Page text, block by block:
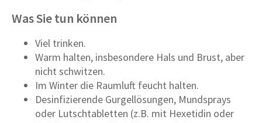
Was Sie tun können
Viel trinken.
Warm halten, insbesondere Hals und Brust, aber
nicht schwitzen.
Im Winter die Raumluft feucht halten.
Desinfizierende Gurgellösungen, Mundsprays
oder Lutschtabletten (z.B. mit Hexetidin oder